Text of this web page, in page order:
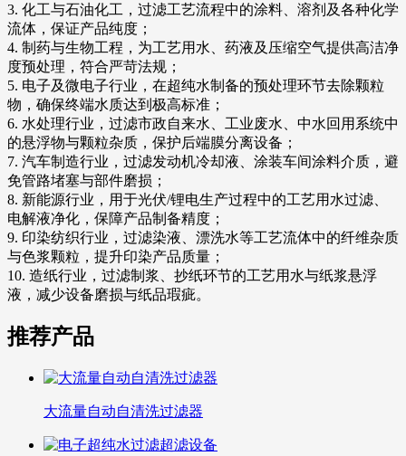
3. 化工与石油化工，过滤工艺流程中的涂料、溶剂及各种化学
流体，保证产品纯度；
4. 制药与生物工程，为工艺用水、药液及压缩空气提供高洁净
度预处理，符合严苛法规；
5. 电子及微电子行业，在超纯水制备的预处理环节去除颗粒
物，确保终端水质达到极高标准；
6. 水处理行业，过滤市政自来水、工业废水、中水回用系统中
的悬浮物与颗粒杂质，保护后端膜分离设备；
7. 汽车制造行业，过滤发动机冷却液、涂装车间涂料介质，避
免管路堵塞与部件磨损；
8. 新能源行业，用于光伏/锂电生产过程中的工艺用水过滤、
电解液净化，保障产品制备精度；
9. 印染纺织行业，过滤染液、漂洗水等工艺流体中的纤维杂质
与色浆颗粒，提升印染产品质量；
10. 造纸行业，过滤制浆、抄纸环节的工艺用水与纸浆悬浮
液，减少设备磨损与纸品瑕疵。
推荐产品
大流量自动自清洗过滤器